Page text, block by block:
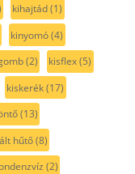
kihajtád(1)
kinyomó(4)
(2) kisflex(5)
kiskerék(17)
(13)
hűtő(8)
(2)